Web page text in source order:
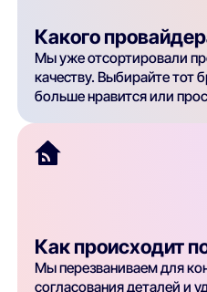
Какого
Мы уже отсортировали
качеству. Выбирайте тот
больше нравится или
Как происходит
Мы перезваниваем для
согласования деталей и